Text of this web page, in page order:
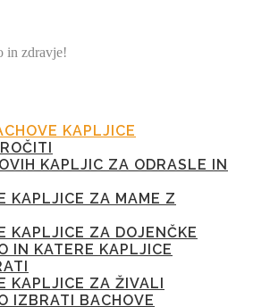
in zdravje!
KAPLJICE
KAPLJIC ZA ODRASLE IN
KAPLJICE ZA MAME Z
KAPLJICE ZA DOJENČKE
IN KATERE KAPLJICE
KAPLJICE ZA ŽIVALI
IZBRATI BACHOVE